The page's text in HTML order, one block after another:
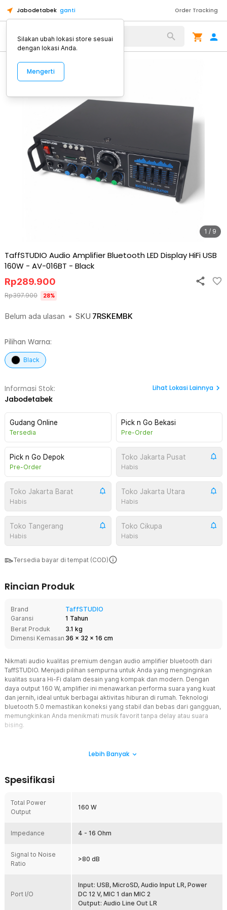
Jabodetabek ganti Order Tracking
Alat Kopi
1 / 9
TaffSTUDIO Audio Amplifier Bluetooth LED Display HiFi USB
160W - AV-016BT - Black
Belum ada ulasan • SKU 7RSKEMBK
Rp289.900
Rp397.900 28%
Pilihan Warna:
Black
Informasi Stok:
Jabodetabek
Lihat Lokasi Lainnya
Gudang Online
Tersedia
Pick n Go Bekasi
Pre-Order
Pick n Go Depok
Pre-Order
Toko Jakarta Pusat
Habis
Toko Jakarta Barat
Habis
Toko Jakarta Utara
Habis
Toko Tangerang
Habis
Toko Cikupa
Habis
Tersedia bayar di tempat (COD)
Rincian Produk
Brand
TaffSTUDIO
Garansi
1 Tahun
Berat Produk
3.1 kg
Dimensi Kemasan 36 x 32 x 16 cm
Nikmati audio kualitas premium dengan audio amplifier bluetooth dari
TaffSTUDIO. Menjadi pilihan sempurna untuk Anda yang menginginkan
kualitas suara Hi-Fi dalam desain yang kompak dan modern. Dengan
daya output 160 W, amplifier ini menawarkan performa suara yang kuat
dan jernih, ideal untuk berbagai aktivitas hiburan di rumah. Teknologi
bluetooth 5.0 memastikan koneksi yang stabil dan bebas dari gangguan,
memungkinkan Anda menikmati musik favorit tanpa delay atau suara
bising.
untuk berbagai kegiatan, misalnya karaoke, menonton film, acara
digunakan untuk mendukung audio mobil. Rasakan suara yang lebih
kaya, detail, dan dinamis dengan setiap detik.
Tak perlu repot menghubungkan kabel karena audio amplifier
menghubungkan perangkat, seperti smartphone, tablet, laptop,
hingga MP3 secara wireless.
Selain bluetooth, Anda juga bisa menghubungkan DVD player,
proyektor, hingga TV melalui port input dan output yang berada di
bagian belakang amplifier. Makin fleksibel dengan dukungan port
Lebih Banyak
Spesifikasi
Total Power
Output
160 W
Impedance 4 - 16 Ohm
Signal to Noise
Ratio
>80 dB
Port I/O
Input: USB, MicroSD, Audio Input LR, Power
DC 12 V, MIC 1 dan MIC 2
Output: Audio Line Out LR
Silakan ubah lokasi store sesuai
dengan lokasi Anda.
Mengerti